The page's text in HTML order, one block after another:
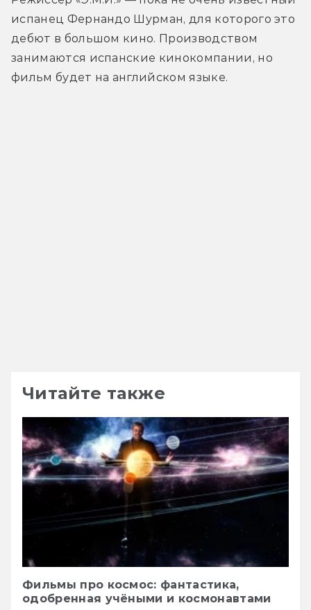
испанец Фернандо Шурман, для которого это
дебют в большом кино. Производством
занимаются испанские кинокомпании, но
Читайте также
Фильмы про космос: фантастика,
одобренная учёными и космонавтами